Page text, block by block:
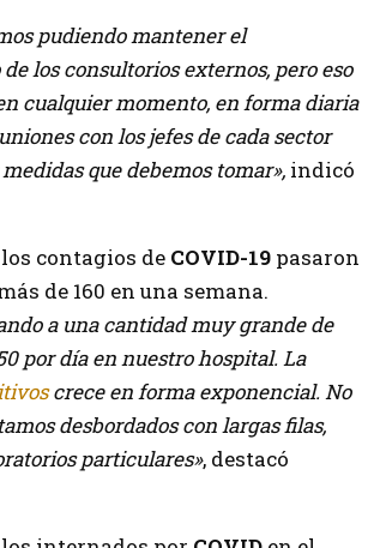
pudiendo mantener el
los consultorios externos, pero eso
cualquier momento, en forma diaria
con los jefes de cada sector
que debemos tomar», indicó
contagios de COVID-19 pasaron
de 160 en una semana.
a una cantidad muy grande de
por día en nuestro hospital. La
crece en forma exponencial. No
desbordados con largas filas,
particulares», destacó